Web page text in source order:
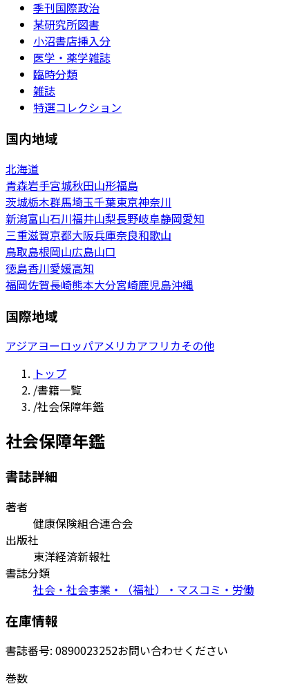
季刊国際政治
某研究所図書
小沼書店挿入分
医学・薬学雑誌
臨時分類
雑誌
特選コレクション
国内地域
北海道
青森岩手宮城秋田山形福島
茨城栃木群馬埼玉千葉東京神奈川
新潟富山石川福井山梨長野岐阜静岡愛知
三重滋賀京都大阪兵庫奈良和歌山
鳥取島根岡山広島山口
徳島香川愛媛高知
福岡佐賀長崎熊本大分宮崎鹿児島沖縄
国際地域
アジアヨーロッパアメリカアフリカその他
トップ
/書籍一覧
/社会保障年鑑
社会保障年鑑
書誌詳細
著者
健康保険組合連合会
出版社
東洋経済新報社
書誌分類
社会・社会事業・（福祉）・マスコミ・労働
在庫情報
書誌番号: 0890023252お問い合わせください
巻数